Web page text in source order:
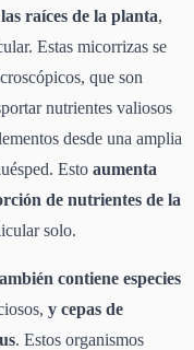
raíces de la planta,
Estas micorrizas se
que son
nutrientes valiosos
desde una amplia
Esto aumenta
de nutrientes de la
solo.
contiene especies
y cepas de
. Estos organismos